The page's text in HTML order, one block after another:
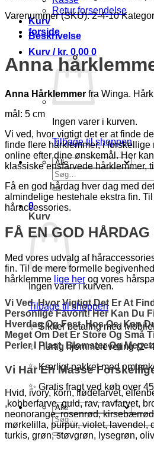
Retur forsendelse
Kurv
forside
Kurv / kr. 0,00 0
Ingen varer i kurven.
Tilbage til shoppen
Søg
efter:
0
Kurv
Ingen varer i kurven.
Tilbage til shoppen
✨ Sikker betaling med
✨ Hurtig hjemmelevering
✨ Kærligt pakket med
✨ Gratis fragt ved køb over
Søg
efter:
Varenummer (SKU):2-4-10
Beskrivelse
Anna
Anna Hårklemmer fra Winga.
mål: 5 cm
Vi ved, hvor vigtigt det er at finde
finde flere hårklemmer, i
online efter dine ønskemål. Her
klassiske ensfarvede hårklemmer,
Få en god hårdag hver dag med
almindelige hestehale ekstra fin.
håraccessories.
FÅ EN GOD HÅRDAG
Med vores udvalg af
fin. Til de mere formelle
hårklemme lige her og vores
Vi Ved, Hvor Vigtigt Det Er At
Personlige Favorit! Her Kan Du
Hverdag Og Fest. Hos Os, Kan
Meget Om Det Er Store Og
Perler I Plast, Blomster Og
Vi Har En Masse
Hvid, ivory, korn, flødefarvet,
,kobberfarve, guld, rav, ravfarvet,
neonorange, rosenrød,
mørkelilla, purpur, violet, lavendel,
turkis, grøn, støvgrøn, lysegrøn,